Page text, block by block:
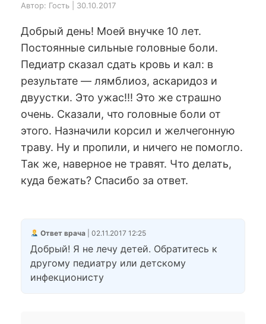
Автор: Гость | 30.10.2017
Добрый день! Моей внучке 10 лет.
Постоянные сильные головные боли.
Педиатр сказал сдать кровь и кал: в
результате — лямблиоз, аскаридоз и
двуустки. Это ужас!!! Это же страшно
очень. Сказали, что головные боли от
этого. Назначили корсил и желчегонную
траву. Ну и пропили, и ничего не помогло.
Так же, наверное не травят. Что делать,
куда бежать? Спасибо за ответ.
Ответ врача| 02.11.2017 12:25
Добрый! Я не лечу детей. Обратитесь к
другому педиатру или детскому
инфекционисту